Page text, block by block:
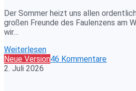
Der Sommer heizt uns allen
großen Freunde des Faulenzens am
wir…
Weiterlesen
Neue Version46 Kommentare
2. Juli 2026